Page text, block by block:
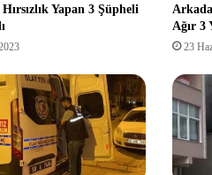
Yapan 3 Şüpheli
Ağır 3
23